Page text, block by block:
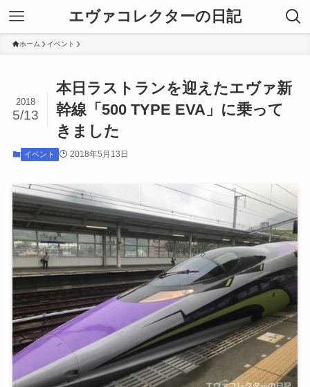
エヴァコレクターの日記
ホーム イベント
本日ラストランを迎えたエヴァ新
幹線「500 TYPE EVA」に乗って
きました
2018
5/13
イベント 2018年5月13日